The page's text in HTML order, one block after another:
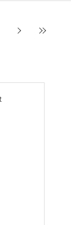
Tissa (Đề Xá) và